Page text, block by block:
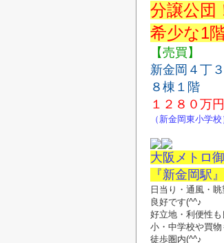
分譲公団
希少な1
【売買】
新金岡４丁
８棟１階
１２８０ 万円
（新金岡東小学校
大阪メトロ
『新金岡駅
日当り・通風・ 眺
良好です(^^♪
好立地・利便性も
小・中学校や買物
徒歩圏内(^^♪